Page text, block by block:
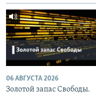
06 АВГУСТА 2026
Золотой запас Свободы.